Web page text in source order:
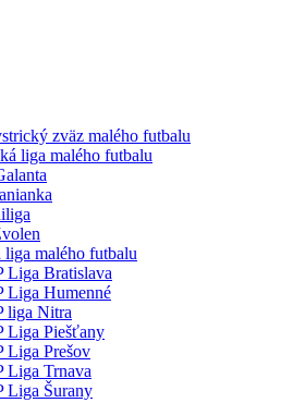
zväz malého futbalu
liga malého futbalu
liga malého futbalu
Liga Bratislava
Liga Humenné
liga Nitra
Liga Piešťany
Liga Prešov
Liga Trnava
Liga Šurany